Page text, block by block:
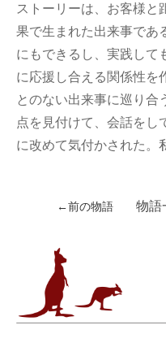
ストーリーは、お客様と
果で生まれた出来事であ
にもできるし、実践して
に応援し合える関係性を
とのない出来事に巡り合
点を見付けて、会話をし
に改めて気付かされた。
←前の物語 物語